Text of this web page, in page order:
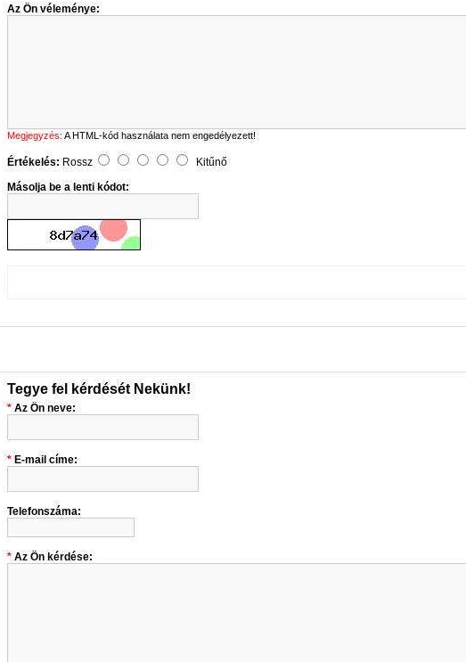
Az Ön véleménye:
Megjegyzés: A HTML-kód használata nem engedélyezett!
Értékelés: Rossz
Kitűnő
Másolja be a lenti kódot:
Tegye fel kérdését Nekünk!
Az Ön neve:
E-mail címe:
Telefonszáma:
Az Ön kérdése: